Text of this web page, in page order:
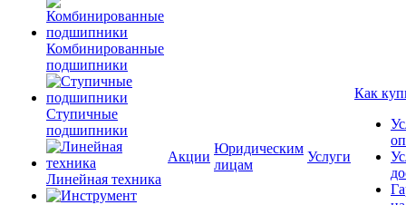
Комбинированные
подшипники
Ступичные
подшипники
Линейная техника
Акции
Юридическим
лицам
Услуги
Как